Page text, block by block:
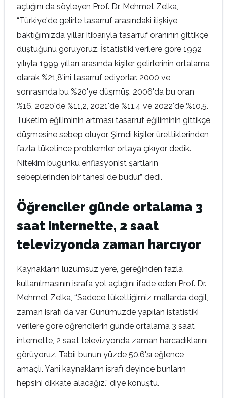
açtığını da söyleyen Prof. Dr. Mehmet Zelka,
“Türkiye'de gelirle tasarruf arasındaki ilişkiye
baktığımızda yıllar itibarıyla tasarruf oranının gittikçe
düştüğünü görüyoruz. İstatistiki verilere göre 1992
yılıyla 1999 yılları arasında kişiler gelirlerinin ortalama
olarak %21,8'ini tasarruf ediyorlar. 2000 ve
sonrasında bu %20'ye düşmüş. 2006'da bu oran
%16, 2020'de %11,2, 2021'de %11,4 ve 2022'de %10,5.
Tüketim eğiliminin artması tasarruf eğiliminin gittikçe
düşmesine sebep oluyor. Şimdi kişiler ürettiklerinden
fazla tüketince problemler ortaya çıkıyor dedik.
Nitekim bugünkü enflasyonist şartların
sebeplerinden bir tanesi de budur.” dedi.
Öğrenciler günde ortalama 3
saat internette, 2 saat
televizyonda zaman harcıyor
Kaynakların lüzumsuz yere, gereğinden fazla
kullanılmasının israfa yol açtığını ifade eden Prof. Dr.
Mehmet Zelka, “Sadece tükettiğimiz mallarda değil,
zaman israfı da var. Günümüzde yapılan istatistiki
verilere göre öğrencilerin günde ortalama 3 saat
internette, 2 saat televizyonda zaman harcadıklarını
görüyoruz. Tabii bunun yüzde 50.6'sı eğlence
amaçlı. Yani kaynakların israfı deyince bunların
hepsini dikkate alacağız.” diye konuştu.